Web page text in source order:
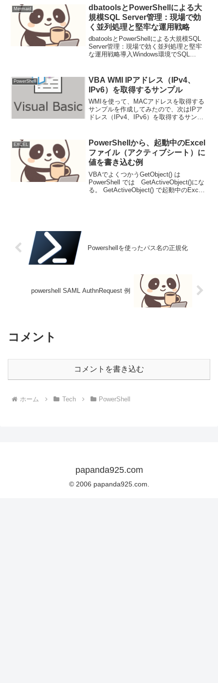
Mermaid
dbatoolsとPowerShellによる大
規模SQL Server管理：現場で効
く並列処理と堅牢な運用戦略
dbatoolsとPowerShellによる大規模SQL
Server管理：現場で効く並列処理と堅牢
な運用戦略導入Windows環境でSQL
確実に管理することは...
PowerShell
VBA WMI IPアドレス（IPv4、
IPv6）を取得するサンプル
WMIを使って、MACアドレスを取得する
サンプルを作成してみたので、次はIPア
ドレス（IPv4、IPv6）を取得するサンプ
混在した複数のア...
EXCEL
PowerShellから、起動中のExcel
ファイル（アクティブシート）に
値を書き込む例
VBAでよくつかうGetObject() は
PowerShell では GetActiveObject()にな
る。 GetActiveObject() で起動中のExcecl
Powershellを使ったパス名の正規化
powershell SAML AuthnRequest 例
コメント
コメントを書き込む
ホーム Tech PowerShell
papanda925.com
© 2006 papanda925.com.